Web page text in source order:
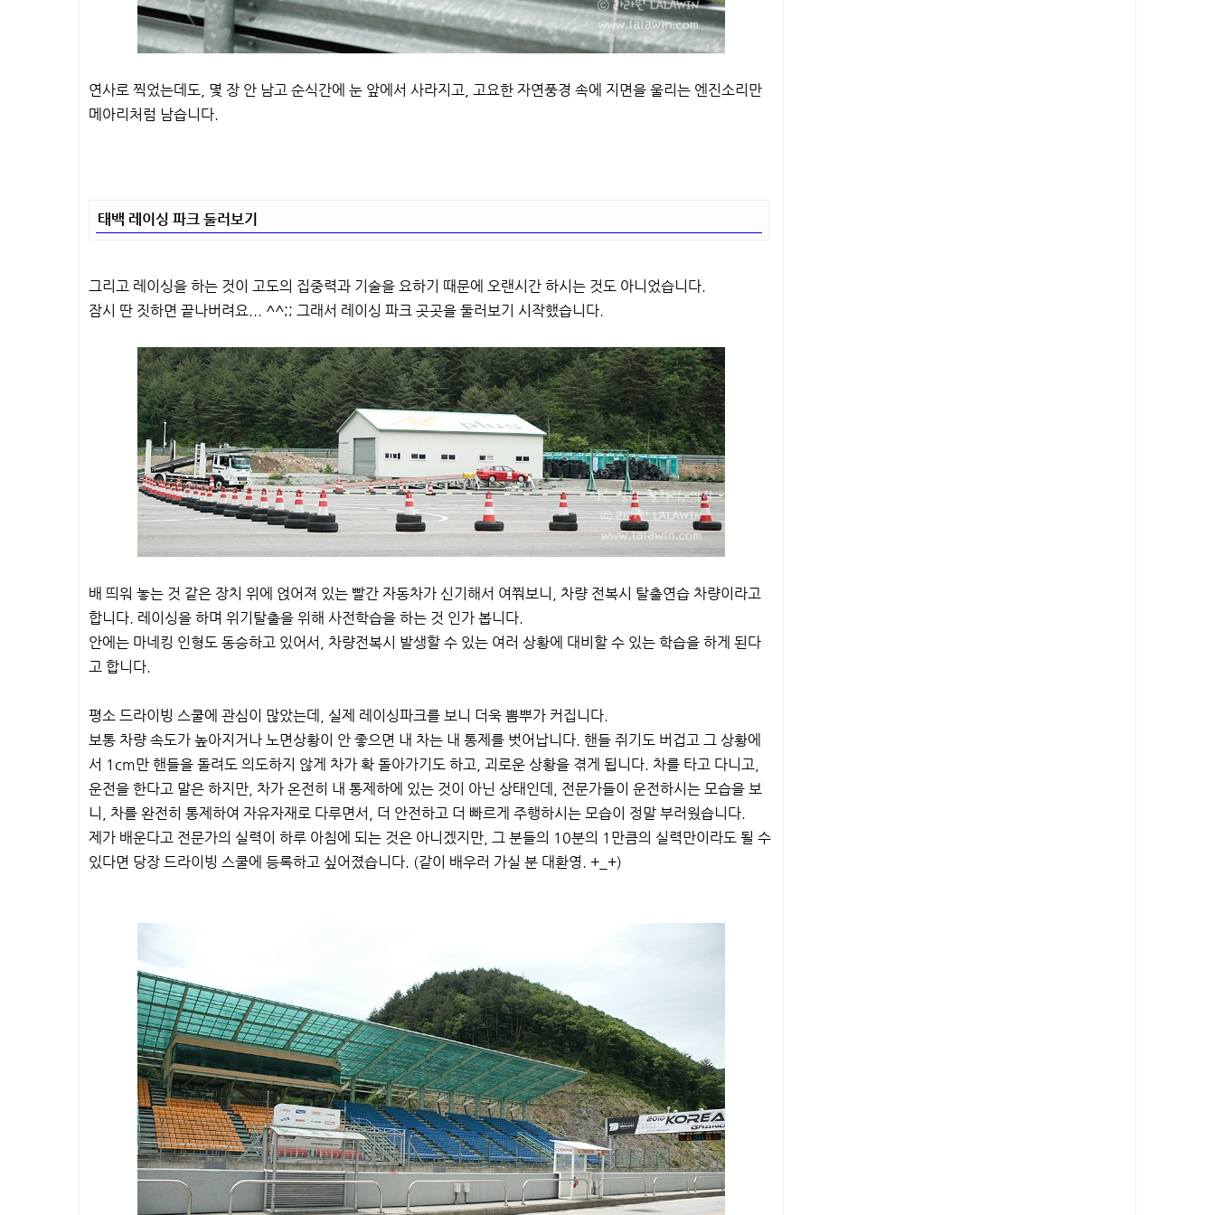
연사로 찍었는데도, 몇 장 안 남고 순식간에 눈 앞에서 사라지고, 고요한 자연풍경 속에 지면을 울리는 엔진소리만
메아리처럼 남습니다.
태백 레이싱 파크 둘러보기
그리고 레이싱을 하는 것이 고도의 집중력과 기술을 요하기 때문에 오랜시간 하시는 것도 아니었습니다.
잠시 딴 짓하면 끝나버려요... ^^;; 그래서 레이싱 파크 곳곳을 둘러보기 시작했습니다.
배 띄워 놓는 것 같은 장치 위에 얹어져 있는 빨간 자동차가 신기해서 여쭤보니, 차량 전복시 탈출연습 차량이라고
합니다. 레이싱을 하며 위기탈출을 위해 사전학습을 하는 것 인가 봅니다.
안에는 마네킹 인형도 동승하고 있어서, 차량전복시 발생할 수 있는 여러 상황에 대비할 수 있는 학습을 하게 된다
고 합니다.
평소 드라이빙 스쿨에 관심이 많았는데, 실제 레이싱파크를 보니 더욱 뽐뿌가 커집니다.
보통 차량 속도가 높아지거나 노면상황이 안 좋으면 내 차는 내 통제를 벗어납니다. 핸들 쥐기도 버겁고 그 상황에
서 1cm만 핸들을 돌려도 의도하지 않게 차가 확 돌아가기도 하고, 괴로운 상황을 겪게 됩니다. 차를 타고 다니고,
운전을 한다고 말은 하지만, 차가 온전히 내 통제하에 있는 것이 아닌 상태인데, 전문가들이 운전하시는 모습을 보
니, 차를 완전히 통제하여 자유자재로 다루면서, 더 안전하고 더 빠르게 주행하시는 모습이 정말 부러웠습니다.
제가 배운다고 전문가의 실력이 하루 아침에 되는 것은 아니겠지만, 그 분들의 10분의 1만큼의 실력만이라도 될 수
있다면 당장 드라이빙 스쿨에 등록하고 싶어졌습니다. (같이 배우러 가실 분 대환영. +_+)